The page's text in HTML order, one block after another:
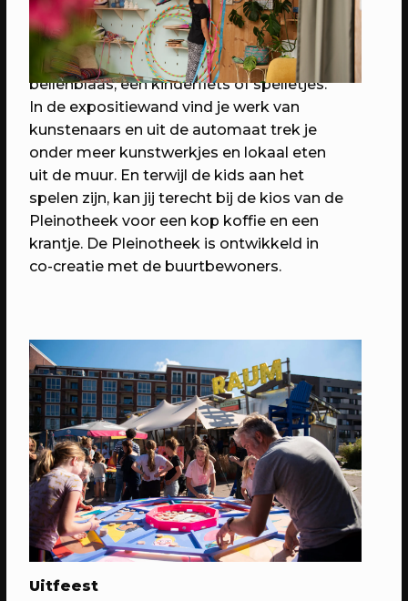
ouderen vertellen met monumentaal
wandkleed hun verhaal
Dance performances, random play
dance, photocard trading en meer!
Speelotheek is op het Berlijnplein nu de
Pleinotheek te vinden. Hier leen je
bijvoorbeeld jeu de boules ballen,
bellenblaas, een kinderfiets of spelletjes.
In de expositiewand vind je werk van
kunstenaars en uit de automaat trek je
onder meer kunstwerkjes en lokaal eten
uit de muur. En terwijl de kids aan het
spelen zijn, kan jij terecht bij de kios van de
Pleinotheek voor een kop koffie en een
krantje. De Pleinotheek is ontwikkeld in
co-creatie met de buurtbewoners.
Uitfeest